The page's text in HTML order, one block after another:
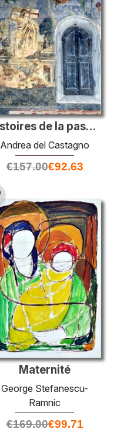
Histoires de la passion du Christ
Andrea del Castagno
€157.00€92.63
Maternité
George Stefanescu-
Ramnic
€169.00€99.71